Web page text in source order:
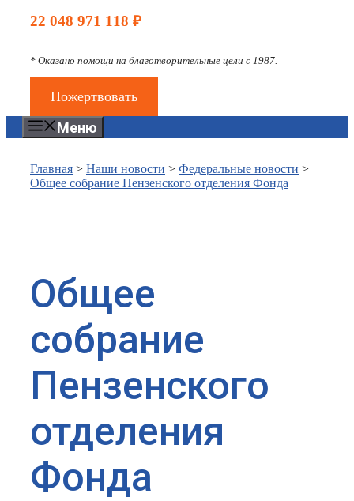
22 048 971 118 ₽
* Оказано помощи на благотворительные цели с 1987.
Пожертвовать
Меню
Главная > Наши новости > Федеральные новости >
Общее собрание Пензенского отделения Фонда
Общее
собрание
Пензенского
отделения
Фонда